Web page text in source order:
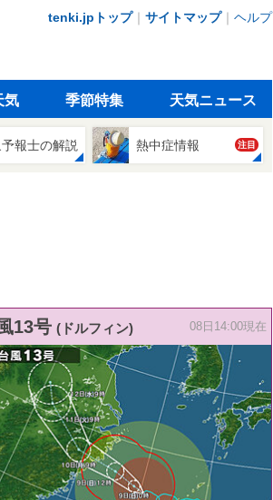
tenki.jpトップ｜ サイトマップ｜ ヘルプ
気 季節特集 天気ニュース
報士の解説 熱中症情報 注目
13号 (ドルフィン) 08日14:00現在